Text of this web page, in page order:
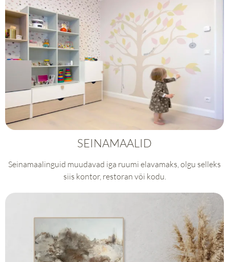
SEINAMAALID
Seinamaalinguid muudavad iga ruumi elavamaks, olgu selleks
siis kontor, restoran või kodu.